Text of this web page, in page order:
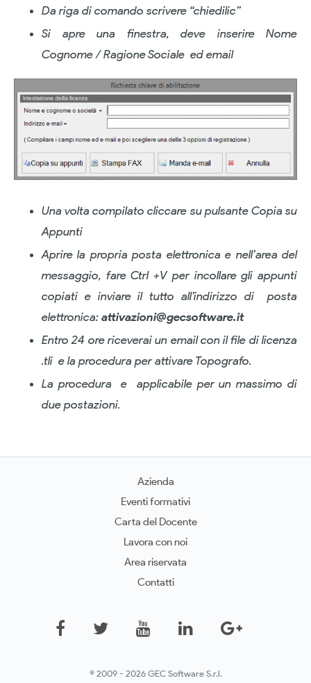
Da riga di comando scrivere “chiedilic”
Si apre una finestra, deve inserire Nome
Cognome / Ragione Sociale ed email
Una volta compilato cliccare su pulsante Copia su
Appunti
Aprire la propria posta elettronica e nell’area del
messaggio, fare Ctrl +V per incollare gli appunti
copiati e inviare il tutto all’indirizzo di posta
elettronica: attivazioni@gecsoftware.it
Entro 24 ore riceverai un email con il file di licenza
.tli e la procedura per attivare Topografo.
La procedura e applicabile per un massimo di
due postazioni.
Azienda
Eventi formativi
Carta del Docente
Lavora con noi
Area riservata
Contatti
© 2009 - 2026 GEC Software S.r.l.